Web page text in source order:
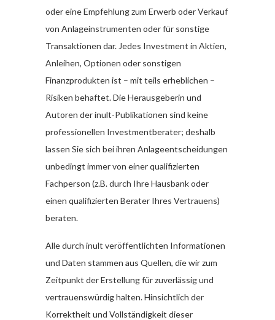
oder eine Empfehlung zum Erwerb oder Verkauf
von Anlageinstrumenten oder für sonstige
Transaktionen dar. Jedes Investment in Aktien,
Anleihen, Optionen oder sonstigen
Finanzprodukten ist – mit teils erheblichen –
Risiken behaftet. Die Herausgeberin und
Autoren der inult-Publikationen sind keine
professionellen Investmentberater; deshalb
lassen Sie sich bei ihren Anlageentscheidungen
unbedingt immer von einer qualifizierten
Fachperson (z.B. durch Ihre Hausbank oder
einen qualifizierten Berater Ihres Vertrauens)
beraten.
Alle durch inult veröffentlichten Informationen
und Daten stammen aus Quellen, die wir zum
Zeitpunkt der Erstellung für zuverlässig und
vertrauenswürdig halten. Hinsichtlich der
Korrektheit und Vollständigkeit dieser